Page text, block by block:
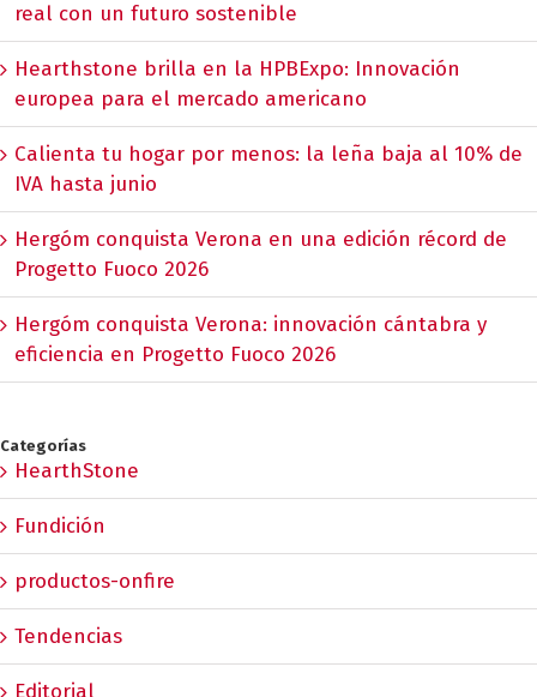
real con un futuro sostenible
Hearthstone brilla en la HPBExpo: Innovación
europea para el mercado americano
Calienta tu hogar por menos: la leña baja al 10% de
IVA hasta junio
Hergóm conquista Verona en una edición récord de
Progetto Fuoco 2026
Hergóm conquista Verona: innovación cántabra y
eficiencia en Progetto Fuoco 2026
Categorías
HearthStone
Fundición
productos-onfire
Tendencias
Editorial